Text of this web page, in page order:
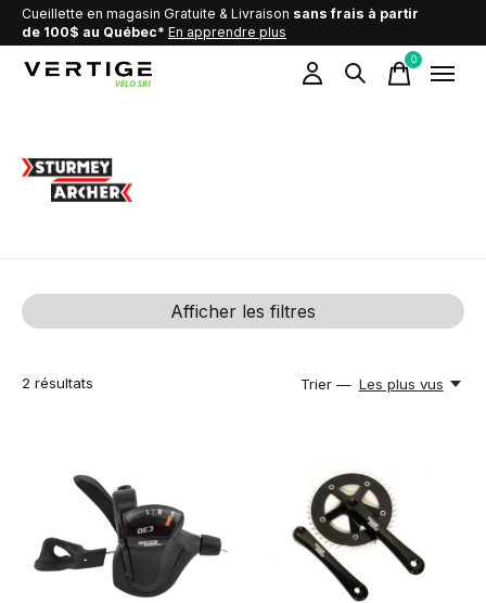
Cueillette en magasin Gratuite & Livraison sans frais à partir
de 100$ au Québec* En apprendre plus
0items
Sturmey Archer
Afficher les filtres
2 résultats Trier — Les plus vus